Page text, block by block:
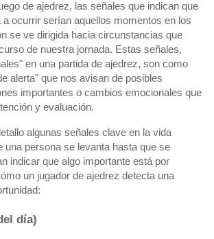
de ajedrez, las señales que indican que
ocurrir serían aquellos momentos en los
se ve dirigida hacia circunstancias que
de nuestra jornada. Estas señales,
en una partida de ajedrez, son como
alerta" que nos avisan de posibles
importantes o cambios emocionales que
y evaluación.
algunas señales clave en la vida
una persona se levanta hasta que se
indicar que algo importante está por
un jugador de ajedrez detecta una
día)